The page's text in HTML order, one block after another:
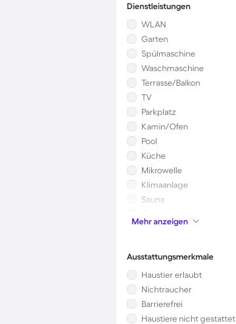
Dienstleistungen
WLAN
Garten
Spülmaschine
Waschmaschine
Terrasse/Balkon
TV
Parkplatz
Kamin/Ofen
Pool
Küche
Mikrowelle
Klimaanlage
Sauna
Kinderbett
Whirlpool
Mehr anzeigen
Ausstattungsmerkmale
Haustier erlaubt
Nichtraucher
Barrierefrei
Haustiere nicht gestattet